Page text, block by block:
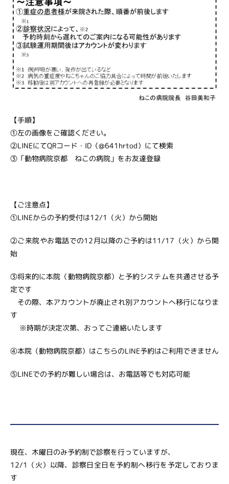
【手順】
①左の画像をご確認ください。
②LINEにてQRコード・ID（@641hrtod）にて検索
③「動物病院京都 ねこの病院」をお友達登録
【ご注意点】
①LINEからの予約受付は12/1（火）から開始
②ご来院やお電話での12月以降のご予約は11/17（火）から開
始
③将来的に本院（動物病院京都）と予約システムを共通させる予
定です
その際、本アカウントが廃止され別アカウントへ移行になりま
す
※時期が決定次第、おってご連絡いたします
④本院（動物病院京都）はこちらのLINE予約はご利用できません
⑤LINEでの予約が難しい場合は、お電話等でも対応可能
現在、木曜日のみ予約制で診察を行っていますが、
12/1（火）以降、診察日全日を予約制へ移行を予定しておりま
す